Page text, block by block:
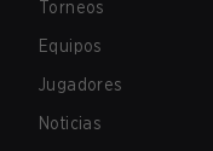
Torneos
Equipos
Jugadores
Noticias